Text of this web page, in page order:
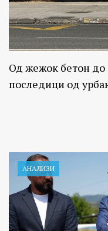
Од жежок бетон до
последици од
АНАЛИЗИ